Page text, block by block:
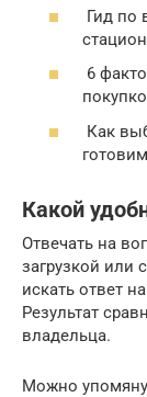
Гид по
6
Как
Какой
Отвечать на
загрузкой или
искать ответ
Результат
владельца.
Можно